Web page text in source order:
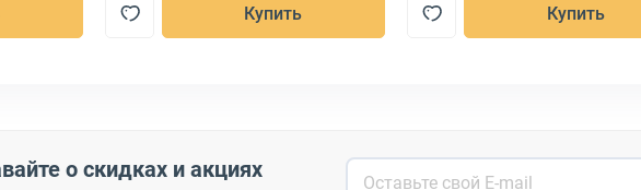
Купить Купить
о скидках и акциях